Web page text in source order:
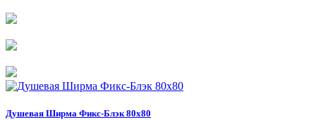
Душевая Ширма Фикс-Блэк 80х80